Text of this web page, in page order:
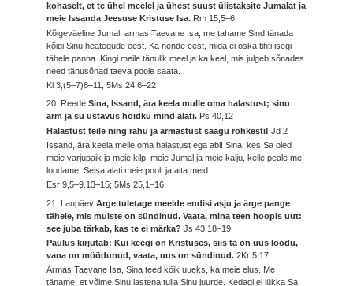
kohaselt, et te ühel meelel ja ühest suust ülistaksite Jumalat ja
meie Issanda Jeesuse Kristuse Isa. Rm 15,5–6
Kõigeväeline Jumal, armas Taevane Isa, me tahame Sind tänada
kõigi Sinu heategude eest. Ka nende eest, mida ei oska tihti isegi
tähele panna. Kingi meile tänulik meel ja ka keel, mis julgeb sõnades
need tänusõnad taeva poole saata.
Kl 3,(5–7)8–11; 5Ms 24,6–22
20. ReedeSina, Issand, ära keela mulle oma halastust; sinu
arm ja su ustavus hoidku mind alati. Ps 40,12
Halastust teile ning rahu ja armastust saagu rohkesti!Jd 2
Issand, ära keela meile oma halastust ega abi! Sina, kes Sa oled
meie varjupaik ja meie kilp, meie Jumal ja meie kalju, kelle peale me
loodame. Seisa alati meie poolt ja aita meid.
Esr 9,5–9.13–15; 5Ms 25,1–16
21. LaupäevÄrge tuletage meelde endisi asju ja ärge pange
tähele, mis muiste on sündinud. Vaata, mina teen hoopis uut:
see juba tärkab, kas te ei märka?Js 43,18–19
Paulus kirjutab: Kui keegi on Kristuses, siis ta on uus loodu,
vana on möödunud, vaata, uus on sündinud.2Kr 5,17
Armas Taevane Isa, Sina teed kõik uueks, ka meie elus. Me
täname, et võime Sinu lastena tulla Sinu juurde. Kedagi ei lükka Sa